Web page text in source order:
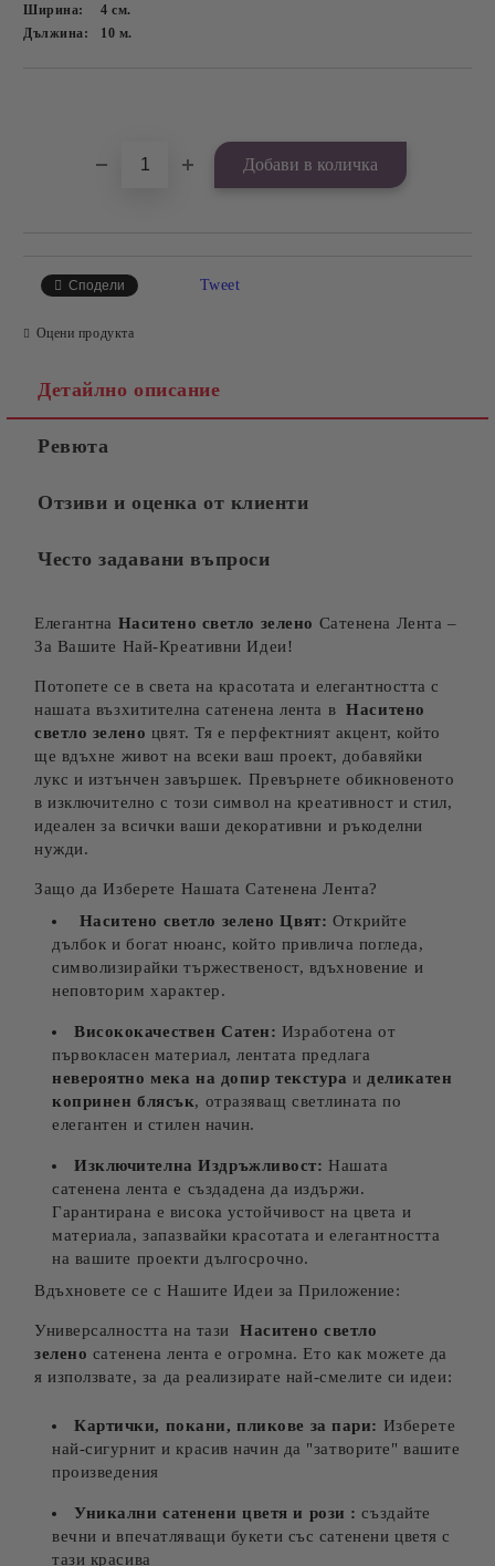
Ширина: 4см.
Дължина:
10 м.
Сподели Tweet
Оцени продукта
Детайлно описание
Ревюта
Отзиви и оценка от клиенти
Често задавани въпроси
Елегантна Наситено светло зелено Сатенена Лента –
За Вашите Най-Креативни Идеи!
Потопете се в света на красотата и елегантността с
нашата възхитителна сатенена лента в Наситено
светло зелено цвят. Тя е перфектният акцент, който
ще вдъхне живот на всеки ваш проект, добавяйки
лукс и изтънчен завършек. Превърнете обикновеното
в изключително с този символ на креативност и стил,
идеален за всички ваши декоративни и ръкоделни
нужди.
Защо да Изберете Нашата Сатенена Лента?
Наситено светло зеленоЦвят: Открийте
дълбок и богат нюанс, който привлича погледа,
символизирайки тържественост, вдъхновение и
неповторим характер.
Висококачествен Сатен: Изработена от
първокласен материал, лентата предлага
невероятно мека на допир текстура и деликатен
копринен блясък, отразяващ светлината по
елегантен и стилен начин.
Изключителна Издръжливост: Нашата
сатенена лента е създадена да издържи.
Гарантирана е висока устойчивост на цвета и
материала, запазвайки красотата и елегантността
на вашите проекти дългосрочно.
Вдъхновете се с Нашите Идеи за Приложение:
Универсалността на тази
Наситено светло
зелено сатенена лента е огромна. Ето как можете да
я използвате, за да реализирате най-смелите си идеи:
Картички, покани, пликове за пари: Изберете
най-сигурнит и красив начин да "затворите" вашите
произведения
Уникални сатенени цветя и рози :създайте
вечни и впечатляващи букети със сатенени цветя с
тази красива